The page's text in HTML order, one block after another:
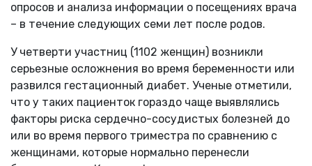
опросов и анализа информации о посещениях врача
– в течение следующих семи лет после родов.
У четверти участниц (1102 женщин) возникли
серьезные осложнения во время беременности или
развился гестационный диабет. Ученые отметили,
что у таких пациенток гораздо чаще выявлялись
факторы риска сердечно-сосудистых болезней до
или во время первого триместра по сравнению с
женщинами, которые нормально перенесли